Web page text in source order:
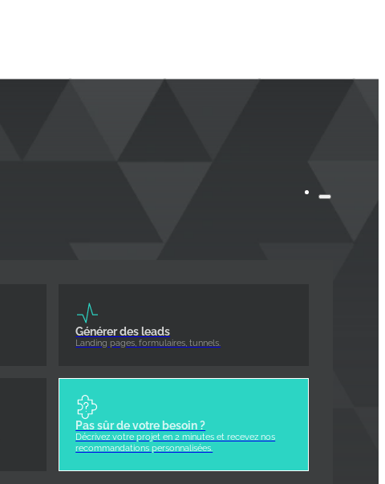
Générer des leads
Landing pages, formulaires, tunnels.
Pas sûr de votre besoin ?
Décrivez votre projet en 2 minutes et recevez nos
recommandations personnalisées.